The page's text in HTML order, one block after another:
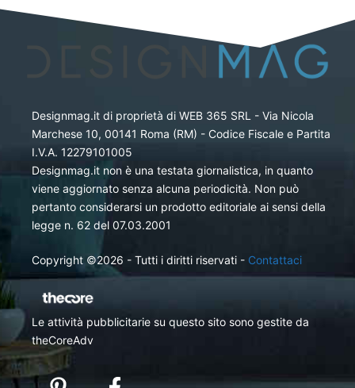
Designmag.it di proprietà di WEB 365 SRL - Via Nicola
Marchese 10, 00141 Roma (RM) - Codice Fiscale e Partita
I.V.A. 12279101005
Designmag.it non è una testata giornalistica, in quanto
viene aggiornato senza alcuna periodicità. Non può
pertanto considerarsi un prodotto editoriale ai sensi della
legge n. 62 del 07.03.2001
Copyright ©2026 - Tutti i diritti riservati - Contattaci
Le attività pubblicitarie su questo sito sono gestite da
theCoreAdv